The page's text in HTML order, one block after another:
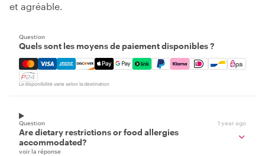
et agréable.
Question
Quels sont les moyens de paiement disponibles ?
Mastercard, Visa, Amex, Discover, Apple Pay, Google
La disponibilité varie selon la destination
Question 1 year ago
Are dietary restrictions or food allergies
accommodated?
voir la réponse